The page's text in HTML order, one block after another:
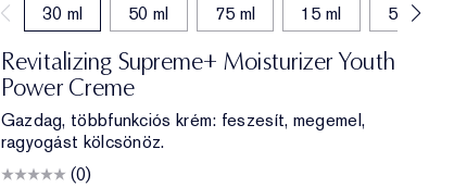
30 ml 50 ml 75 ml 15 ml 50 ml
Revitalizing Supreme+ Moisturizer Youth
Power Creme
Gazdag, többfunkciós krém: feszesít, megemel,
ragyogást kölcsönöz.
(0)